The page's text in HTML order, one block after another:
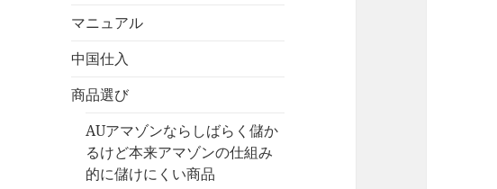
マニュアル
中国仕入
商品選び
AUアマゾンならしばらく儲か
るけど本来アマゾンの仕組み
的に儲けにくい商品